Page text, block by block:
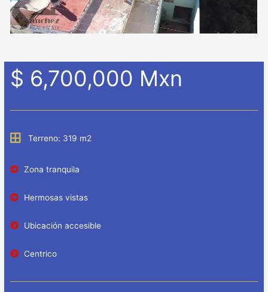
$ 6,700,000 Mxn
Terreno: 319 m2
Zona tranquila
Hermosas vistas
Ubicación accesible
Centrico